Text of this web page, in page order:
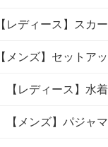
【レディース】スカー
【メンズ】セットア
【レディース】水着
【メンズ】パジャマ